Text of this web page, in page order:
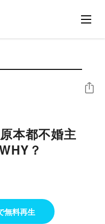
本都不婚主
？
シェア
無料再生